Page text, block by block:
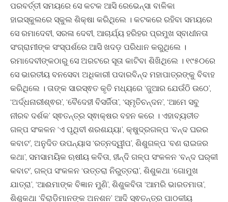
ପରବର୍ତ୍ତୀ ସମୟରେ ସେ କଟକ ଆସି ରେଭେନ୍‌ସା ବାଳିକା
ହାଇସ୍କୁଲରେ ସ୍କୁଲ ଶିକ୍ଷା କରିଥିଲେ । କଟକରେ ରହିବା ସମୟରେ
ସେ ର‌ମାଦେବୀ, ସରଳା ଦେବୀ, ଆଚାର୍ଯ୍ୟ ହରିହର ପ୍ରମୁଖ ସ୍ବାଧୀନତା
ସଂଗ୍ରାମୀଙ୍କ ସଂସ୍ପର୍ଶରେ ଆସି ଖଦଡ଼ ପରିଧାନ କରୁଥିଲେ ।
ରମାଦେବୀଙ୍କଠାରୁ ସେ ଅରଟରେ ସୂତା କାଟିବା ଶିଖିଥିଲେ । ୧୯୫୦ରେ
ସେ ଭାରତୀୟ ‌ବନସେବା ଅଧିକାରୀ ପଦାରବିନ୍ଦ ମହାପାତ୍ରଙ୍କୁ ବିବାହ
କରିଥିଲେ । ତାଙ୍କ ସାରସ୍ଵତ କୃତି ମଧ୍ୟରେ ‘ଜୁଆର ଯେଉଁଠି ଉଠେ’,
‘ଅର୍ଦ୍ଧନାରୀଶ୍ଵର’, ‘ବୈଦେହୀ ବିସର୍ଜିତା’, ‘ସ୍ମୃତିଚନ୍ଦନ’, ‘ଆମେ ସବୁ
ନୀରବ ଦର୍ଶକ’ ସ୍ଵତନ୍ତ୍ର ସ୍ଵାକ୍ଷର ବହନ କରେ । ଏହାବ୍ୟତୀତ
ଗଳ୍ପ ସଂକଳନ ‘ଏ ପୃଥିବୀ ଶରଶଯ୍ୟା’, କ୍ଷୁଦ୍ରଗଳ୍ପ ‘ବନ୍ଦ ଘରର
କବାଟ’, ଅନୁଦିତ ଉପନ୍ୟାସ ‘ରତ୍ନଦ୍ୱୀପ’, ଶିଶୁଗଳ୍ପ ‘ବଣ ରାଇଜର
କଥା’, ସମସାମୟିକ ଋଷୀୟ କବିତା, ହୀନ୍ଦି ଗଳ୍ପ ସଂକଳନ ‘ବନ୍ଦ ଘର୍‌କୀ
କବାଟ’, ଗଳ୍ପ ସଂକଳନ ‘ଉତ୍ତରା ନିରୁତ୍ତରା’, ଶିଶୁକଥା ‘ଗୋମୁଖ
ଯାତ୍ରା’, ‘ଆଈମାଙ୍କ ବିଜ୍ଞାନ ମୁଣି’, ଶିଶୁକବିତା ‘ଆମରି ଭାରତମାତା’,
ଶିଶୁକଥା ‘ବିରାଡ଼ିମାନଙ୍କ ଅନଶନ’ ଆଦି ସ୍ଵତନ୍ତ୍ର ପାଠକୀୟ